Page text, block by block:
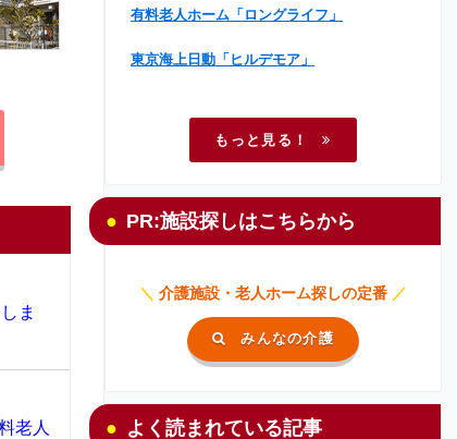
ま
老人
有料老人ホーム「ロングライフ」
東京海上日動「ヒルデモア」
もっと見る！
PR:施設探しはこちらから
＼ 介護施設・老人ホーム探しの定番 ／
みんなの介護
よく読まれている記事